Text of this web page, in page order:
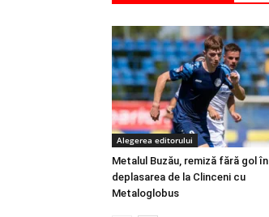
Alegerea editorului
Metalul Buzău, remiză fără gol în
deplasarea de la Clinceni cu
Metaloglobus